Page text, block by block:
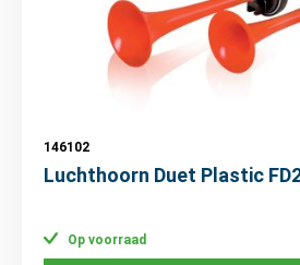
146102
Luchthoorn Duet Plastic
Op voorraad